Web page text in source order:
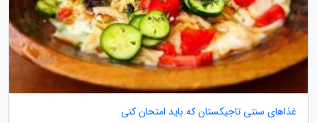
غذاهای سنتی تاجیکستان که باید امتحان کنی